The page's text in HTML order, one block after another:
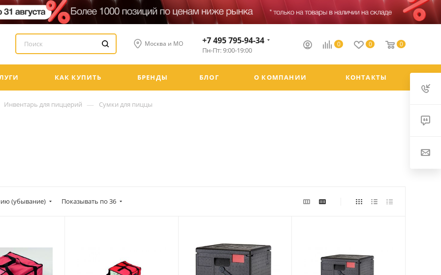
Москва и МО 0 0 0
+7 495 795-94-34
Пн-Пт: 9:00-19:00
КАК КУПИТЬ БРЕНДЫ БЛОГ О КОМПАНИИ КОНТАКТЫ
Инвентарь для пиццерий — Сумки для пиццы
(убывание) Показывать по 36